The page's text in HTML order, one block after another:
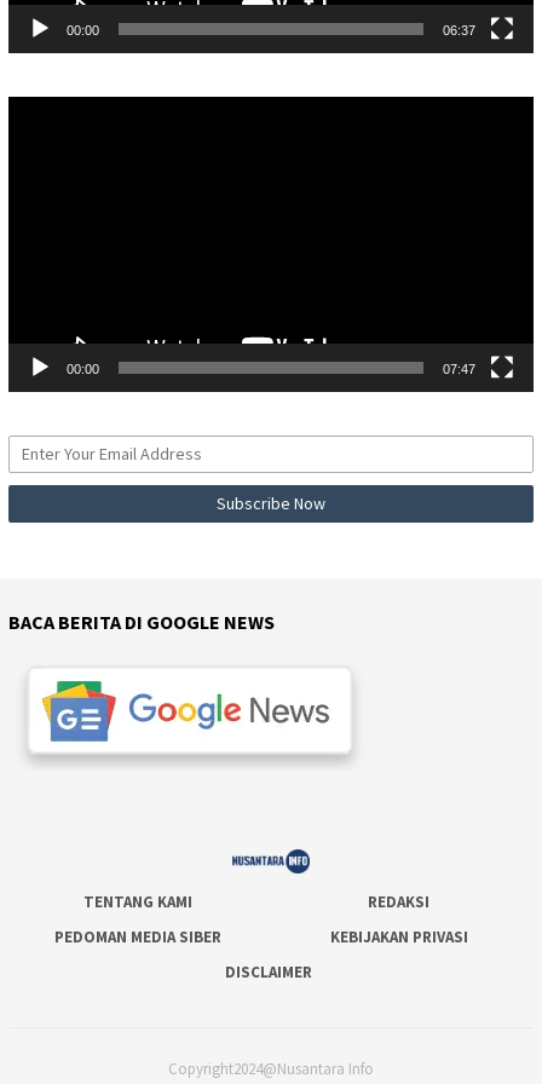
00:00 06:37
00:00 07:47
BACA BERITA DI GOOGLE NEWS
TENTANG KAMI
REDAKSI
PEDOMAN MEDIA SIBER
KEBIJAKAN PRIVASI
DISCLAIMER
Copyright2024@Nusantara Info